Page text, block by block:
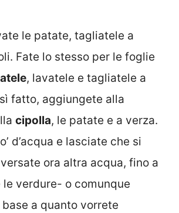
le patate, tagliatele a
Fate lo stesso per le foglie
, lavatele e tagliatele a
fatto, aggiungete alla
cipolla, le patate e a verza.
d’acqua e lasciate che si
ora altra acqua, fino a
le verdure- o comunque
a quanto vorrete